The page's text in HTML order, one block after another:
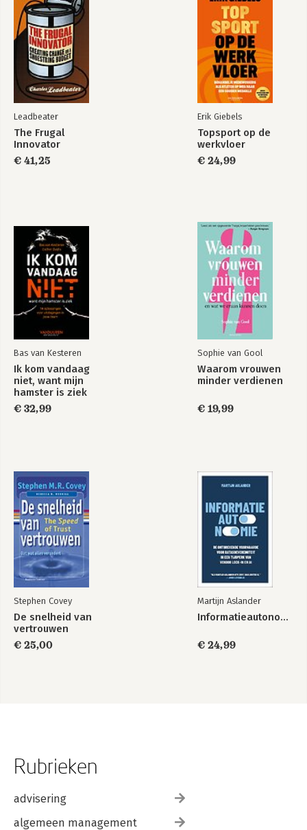
Bekijk alle boeken
Leadbeater
The Frugal
Innovator
€ 41,25
Erik Giebels
Topsport op de
werkvloer
€ 24,99
Bas van Kesteren
Ik kom vandaag
niet, want mijn
hamster is ziek
€ 32,99
Sophie van Gool
Waarom vrouwen
minder verdienen
€ 19,99
Stephen Covey
De snelheid van
vertrouwen
€ 25,00
Martijn Aslander
Informatieautonomie
€ 24,99
Rubrieken
advisering
algemeen management